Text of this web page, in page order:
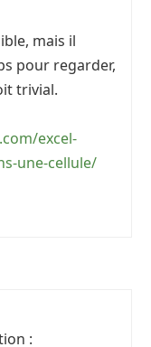
mais il
pour regarder,
trivial.
excel-
une-cellule/
: